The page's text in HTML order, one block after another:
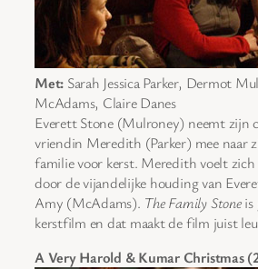
Met: Sarah Jessica Parker, Dermot
McAdams, Claire Danes
Everett Stone (Mulroney) neemt zijn
vriendin Meredith (Parker) mee naar
familie voor kerst. Meredith voelt
door de vijandelijke houding van
Amy (McAdams). The Family Stoneis
kerstfilm en dat maakt de film juist
A Very Harold & Kumar Christmas